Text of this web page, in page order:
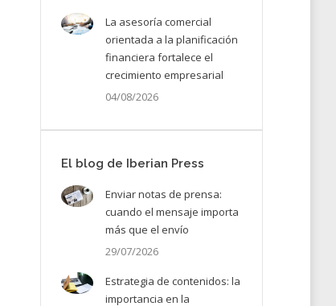
La asesoría comercial
orientada a la planificación
financiera fortalece el
crecimiento empresarial
04/08/2026
El blog de Iberian Press
Enviar notas de prensa:
cuando el mensaje importa
más que el envío
29/07/2026
Estrategia de contenidos: la
importancia en la